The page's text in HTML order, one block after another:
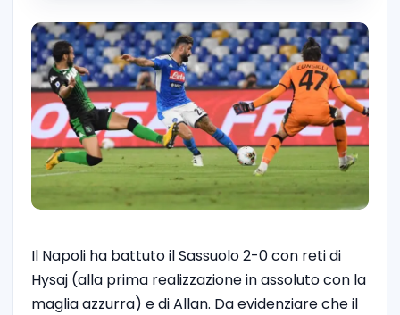
Il Napoli ha battuto il Sassuolo 2-0 con reti di
Hysaj (alla prima realizzazione in assoluto con la
maglia azzurra) e di Allan. Da evidenziare che il